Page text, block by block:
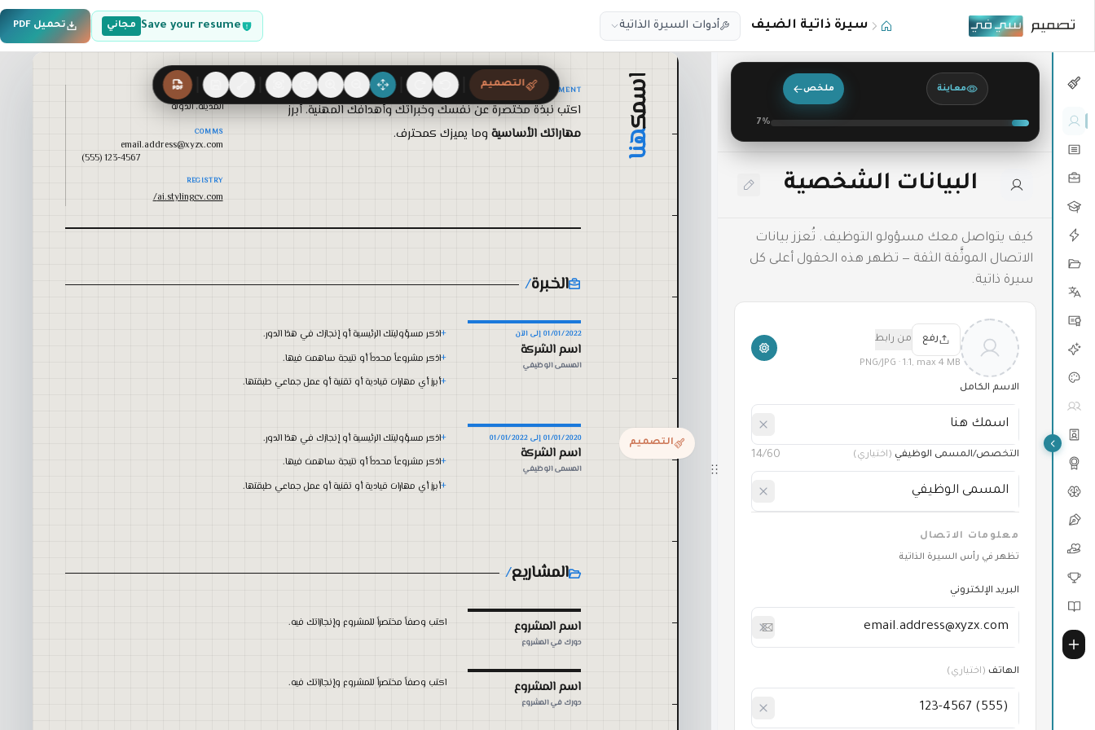
تخطي إلى المحتوى الرئيسي
سيرة ذاتية الضيف أدوات السيرة الذاتية Save your resume مجاني تحميل PDF
معاينة ملخص
7%
البيانات الشخصية
كيف يتواصل معك مسؤولو التوظيف. تُعزز بيانات
الاتصال الموثَّقة الثقة — تظهر هذه الحقول أعلى كل
سيرة ذاتية.
رفع من رابط
PNG/JPG · 1:1, max 4 MB
الاسم الكامل
التخصص/المسمى الوظيفي (اختياري)
14/60
معلومات الاتصال
تظهر في رأس السيرة الذاتية
البريد الإلكتروني
الهاتف (اختياري)
التصميم
التصميم